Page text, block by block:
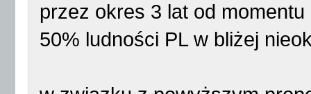
przez okres 3 lat od
50% ludności PL w bliżej